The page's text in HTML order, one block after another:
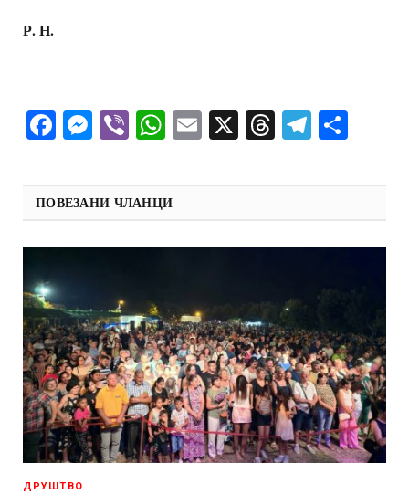
Р. Н.
Facebook
Messenger
ViberWhatsApp
Email
X Threads
ПОВЕЗАНИ ЧЛАНЦИ
ДРУШТВО